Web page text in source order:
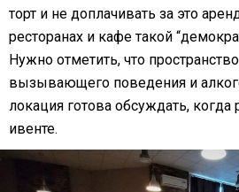
торт и не доплачивать за это
ресторанах и кафе такой
Нужно отметить, что
вызывающего поведения и
локация готова обсуждать,
ивенте.